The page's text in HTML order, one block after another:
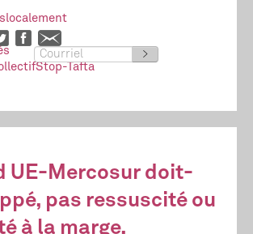
localement
>
Stop-Tafta
UE-Mercosur doit-
pas ressuscité ou
à la marge.